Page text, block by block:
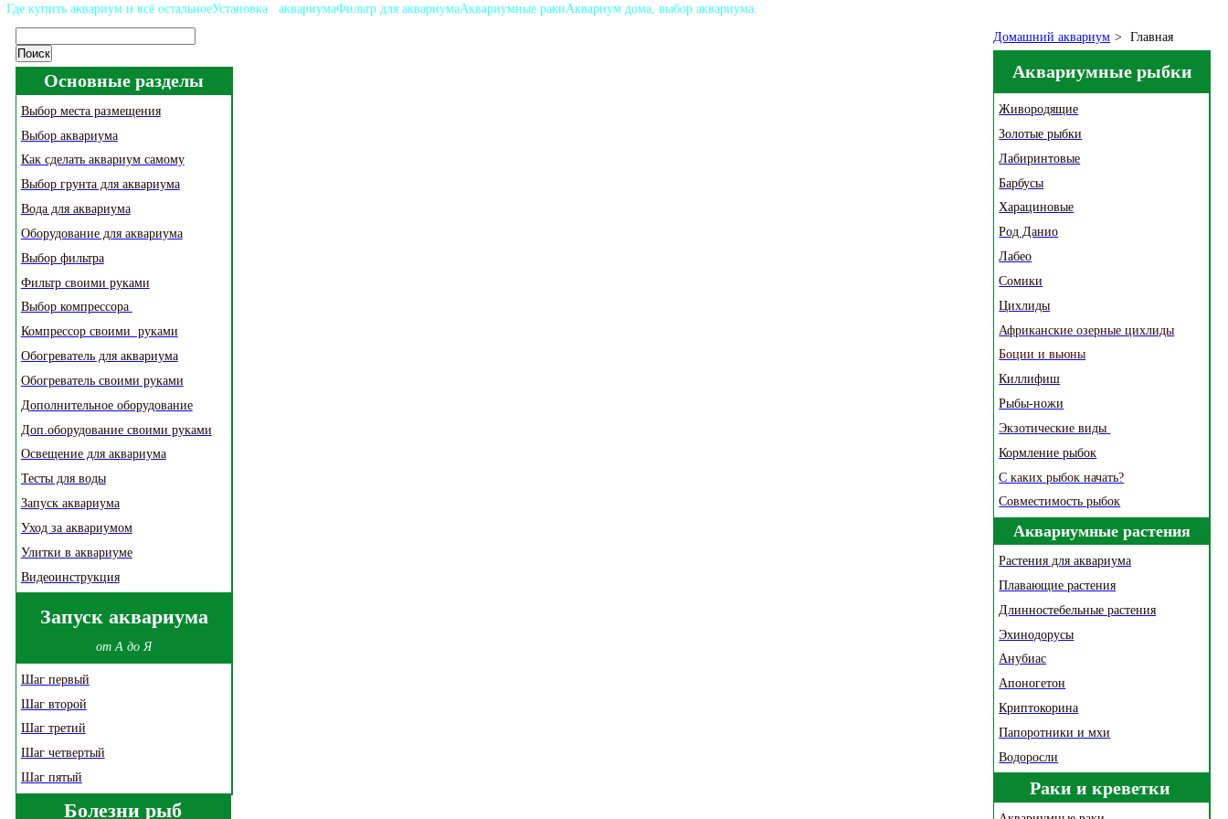
Домашний аквариум
Энциклопедия для аквариумиста
Где купить аквариум и всё остальноеУстановка аквариумаФильтр для аквариумаАквариумные ракиАквариум дома, выбор аквариума.
Основные разделы
Выбор места размещения
Выбор аквариума
Как сделать аквариум самому
Выбор грунта для аквариума
Вода для аквариума
Оборудование для аквариума
Выбор фильтра
Фильтр своими руками
Выбор компрессора
Компрессор своими руками
Обогреватель для аквариума
Обогреватель своими руками
Дополнительное оборудование
Доп.оборудование своими руками
Освещение для аквариума
Тесты для воды
Запуск аквариума
Уход за аквариумом
Улитки в аквариуме
Видеоинструкция
Запуск аквариума
от А до Я
Шаг первый
Шаг второй
Шаг третий
Шаг четвертый
Шаг пятый
Болезни рыб
Домашний аквариум > Главная
Аквариумные рыбки
Живородящие
Золотые рыбки
Лабиринтовые
Барбусы
Харациновые
Род Данио
Лабео
Сомики
Цихлиды
Африканские озерные цихлиды
Боции и вьюны
Киллифиш
Рыбы-ножи
Экзотические виды
Кормление рыбок
С каких рыбок начать?
Совместимость рыбок
Аквариумные растения
Растения для аквариума
Плавающие растения
Длинностебельные растения
Эхинодорусы
Анубиас
Апоногетон
Криптокорина
Папоротники и мхи
Водоросли
Раки и креветки